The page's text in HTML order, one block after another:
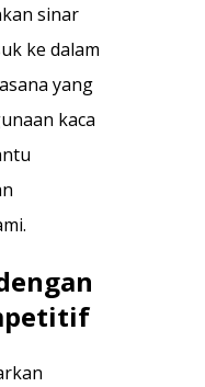
sinar
ke dalam
yang
kaca